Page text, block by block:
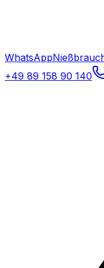
WhatsApp
+49 89 158 90 140